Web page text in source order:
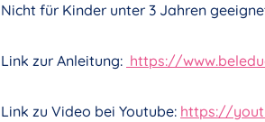
Nicht für Kinder unter 3 Jahren
Link zur Anleitung: https://
Link zu Video bei Youtube: https://